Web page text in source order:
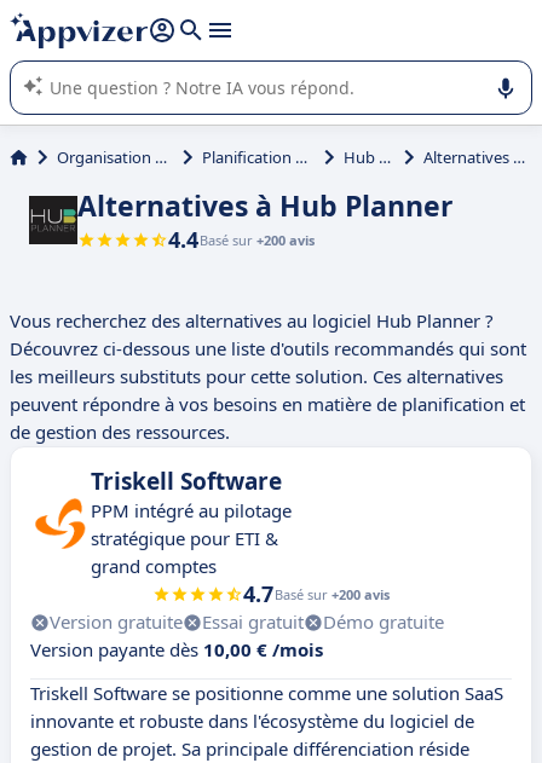
répondre (plusieurs lignes avec
L'IA de Appvizer vous guide dans l'utilisation ou la sélection de
logiciel SaaS en entreprise.
Organisation et planification Planification des ressources Hub Planner Alternatives à Hub Planner
Alternatives à Hub Planner
4.4Basé sur +200 avis
Vous recherchez des alternatives au logiciel Hub Planner ?
Découvrez ci-dessous une liste d'outils recommandés qui sont
les meilleurs substituts pour cette solution. Ces alternatives
peuvent répondre à vos besoins en matière de planification et
de gestion des ressources.
Triskell Software
PPM intégré au pilotage
stratégique pour ETI &
grand comptes
4.7Basé sur +200 avis
Version gratuite Essai gratuit
Démo gratuite
Version payante dès 10,00 € /mois
Triskell Software se positionne comme une solution SaaS
innovante et robuste dans l'écosystème du logiciel de
gestion de projet. Sa principale différenciation réside